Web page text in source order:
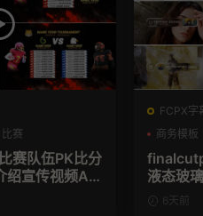
比赛
赛队伍PK比分
绍宣传视频AE
FCPX字
商务模板
液态玻
6天前